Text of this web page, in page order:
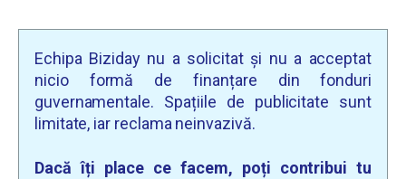
Echipa Biziday nu a solicitat și nu a acceptat
nicio formă de finanțare din fonduri
guvernamentale. Spațiile de publicitate sunt
limitate, iar reclama neinvazivă.
Dacă îți place ce facem, poți contribui tu